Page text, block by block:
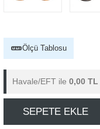
Ölçü Tablosu
Havale/EFT ile 0,00 TL
SEPETE EKLE